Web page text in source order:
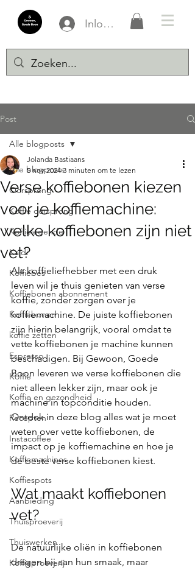
Inloggen
Post
Alle blogposts
Oorsprong
Koffie oorsprong
Koffielegende
Kaldi
Koffiebes
Koffiebonen abonnement
Koffiebonen
koffie zetten
Espresso
Koffie
Koffie en gezondheid
Recepten
Instacoffee
Koffiemachines
Koffiespots
Aanbieding
Thuisproeverij
Thuiswerken
Koffieproeverij
Alle blogposts
Verse koffiebonen kiezen
voor je koffiemachine:
welke koffiebonen zijn niet
vet?
Jolanda Bastiaans
5 nov 2024 3 minuten om te lezen
Als koffieliefhebber met een druk
leven wil je thuis genieten van verse
koffie, zonder zorgen over je
koffiemachine. De juiste koffiebonen
zijn hierin belangrijk, vooral omdat te
vette koffiebonen je machine kunnen
beschadigen. Bij Gewoon, Goede
Boon leveren we verse koffiebonen die
niet alleen lekker zijn, maar ook je
machine in topconditie houden.
Ontdek in deze blog alles wat je moet
weten over vette koffiebonen, de
impact op je koffiemachine en hoe je
de beste verse koffiebonen kiest.
Wat maakt koffiebonen
vet?
De natuurlijke oliën in koffiebonen
dragen bij aan hun smaak, maar